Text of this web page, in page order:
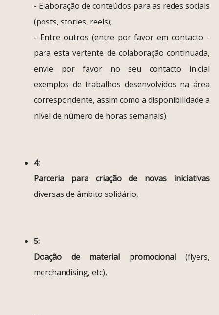
- Elaboração de conteúdos para as redes sociais
(posts, stories, reels);
- Entre outros (entre por favor em contacto -
para esta vertente de colaboração continuada,
envie por favor no seu contacto inicial
exemplos de trabalhos desenvolvidos na área
correspondente, assim como a disponibilidade a
nível de número de horas semanais).
4:
Parceria para criação de novas iniciativas
diversas de âmbito solidário,
5:
Doação de material promocional(flyers,
merchandising, etc),